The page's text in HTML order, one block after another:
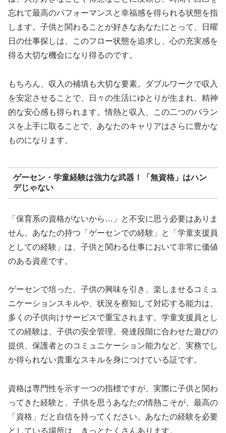
忘れて最高のパフォーマンスと幸福感を得られる状態を指
します。子供と関わることが好きなあなたにとって、日曜
日の仕事探しは、このフロー状態を追求し、心の充実感を
得る大切な機会になり得るのです。
もちろん、収入の補填も大切な要素。ダブルワークで収入
を安定させることで、日々の生活にゆとりが生まれ、精神
的な安心感も得られます。情熱と収入、この二つのバラン
スを上手に取ることで、あなたのキャリアはさらに豊かな
ものになります。
ゲーセン・学童経験は強力な武器！「無資格」はハン
デじゃない
「保育系の資格がないから…」と不安に思う必要はありま
せん。あなたの持つ「ゲーセンでの経験」と「学童支援員
としての経験」は、子供と関わる仕事において非常に価値
のある資産です。
ゲーセンで培った、子供の興味を引き、楽しませるコミュ
ニケーションスキルや、状況を察知して対応する能力は、
多くの子供向けサービスで重宝されます。学童支援員とし
ての経験は、子供の安全管理、発達段階に合わせた遊びの
提供、保護者とのコミュニケーション能力など、実務でし
か得られない貴重なスキルを身につけている証です。
資格は専門性を示す一つの指標ですが、実際に子供と関わ
ってきた経験と、子供を思うあなたの情熱こそが、最高の
「資格」だと自信を持ってください。あなたの経験を必要
としている場所は、きっとたくさんあります。